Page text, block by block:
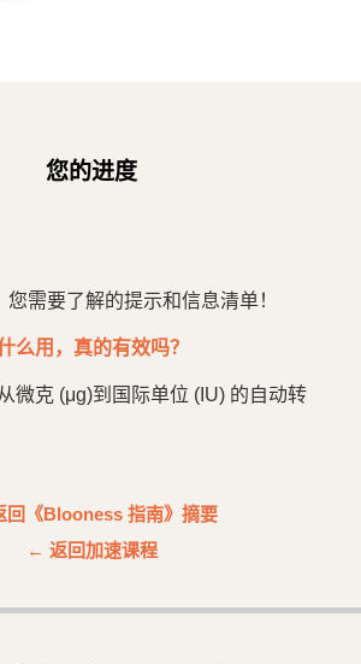
您的进度
需要了解的提示和信息清单！
么用，真的有效吗？
微克 (μg)到国际单位 (IU) 的自动转
回《Blooness 指南》摘要
← 返回加速课程